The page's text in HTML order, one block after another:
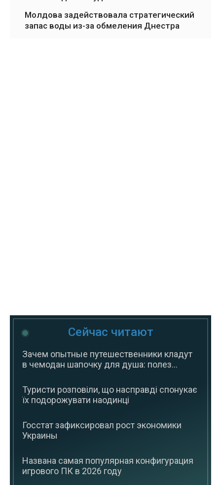
Молдова задействовала стратегический
запас воды из-за обмеления Днестра
Сейчас читают
Зачем опытные путешественники кладут
в чемодан шапочку для душа: полез...
Туристи розповіли, що насправді спонукає
їх подорожувати наодинці
Госстат зафиксировал рост экономики
Украины
Названа самая популярная конфигурация
игрового ПК в 2026 году